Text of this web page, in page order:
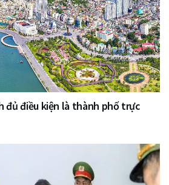
đủ điều kiện là thành phố trực